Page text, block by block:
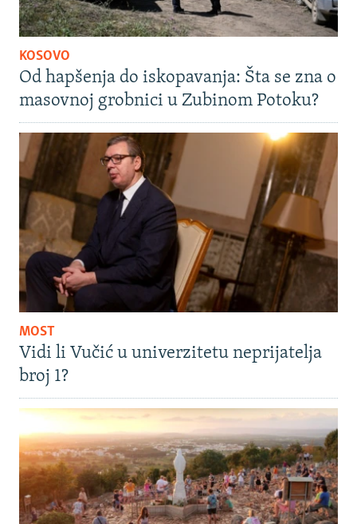
KOSOVO
Od hapšenja do iskopavanja: Šta se zna o
masovnoj grobnici u Zubinom Potoku?
MOST
Vidi li Vučić u univerzitetu neprijatelja
broj 1?